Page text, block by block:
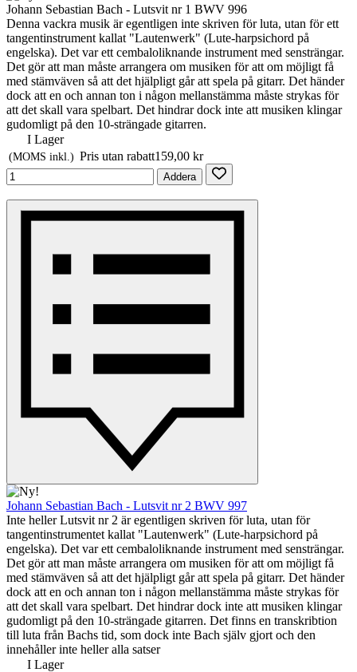
Johann Sebastian Bach - Lutsvit nr 1 BWV 996
Denna vackra musik är egentligen inte skriven för luta, utan för ett
tangentinstrument kallat "Lautenwerk" (Lute-harpsichord på
engelska). Det var ett cembaloliknande instrument med sensträngar.
Det gör att man måste arrangera om musiken för att om möjligt få
med stämväven så att det hjälpligt går att spela på gitarr. Det händer
dock att en och annan ton i någon mellanstämma måste strykas för
att det skall vara spelbart. Det hindrar dock inte att musiken klingar
gudomligt på den 10-strängade gitarren.
I Lager
(MOMS inkl.) Pris utan rabatt159,00 kr
Addera
Johann Sebastian Bach - Lutsvit nr 2 BWV 997
Inte heller Lutsvit nr 2 är egentligen skriven för luta, utan för
tangentinstrumentet kallat "Lautenwerk" (Lute-harpsichord på
engelska). Det var ett cembaloliknande instrument med sensträngar.
Det gör att man måste arrangera om musiken för att om möjligt få
med stämväven så att det hjälpligt går att spela på gitarr. Det händer
dock att en och annan ton i någon mellanstämma måste strykas för
att det skall vara spelbart. Det hindrar dock inte att musiken klingar
gudomligt på den 10-strängade gitarren. Det finns en transkribtion
till luta från Bachs tid, som dock inte Bach själv gjort och den
innehåller inte heller alla satser
I Lager